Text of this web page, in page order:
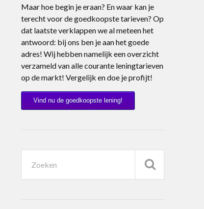
Maar hoe begin je eraan? En waar kan je
terecht voor de goedkoopste tarieven? Op
dat laatste verklappen we al meteen het
antwoord: bij ons ben je aan het goede
adres! Wij hebben namelijk een overzicht
verzameld van alle courante leningtarieven
op de markt! Vergelijk en doe je profijt!
Vind nu de goedkoopste lening!